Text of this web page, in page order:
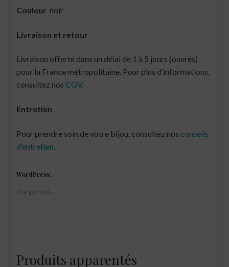
Couleur noir
Livraison et retour
Livraison offerte dans un délai de 1 à 5 jours (ouvrés)
pour la France métropolitaine. Pour plus d’informations,
consultez nos CGV.
Entretien
Pour prendre soin de votre bijou, consultez nos conseils
d’entretien
WordPress:
chargement…
Produits apparentés